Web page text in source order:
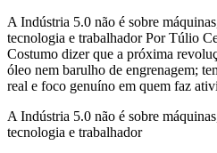
A Indústria 5.0 não é sobre
tecnologia e trabalhador Por Túlio
Costumo dizer que a próxima
óleo nem barulho de engrenagem;
real e foco genuíno em quem faz
A Indústria 5.0 não é sobre
tecnologia e trabalhador